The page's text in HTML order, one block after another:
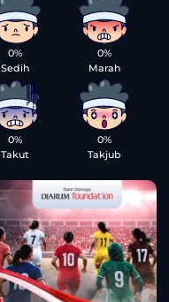
0%
Sedih
0%
Marah
0%
Takut
0%
Takjub